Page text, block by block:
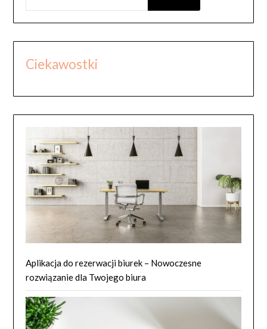
Ciekawostki
Aplikacja do rezerwacji biurek – Nowoczesne
rozwiązanie dla Twojego biura